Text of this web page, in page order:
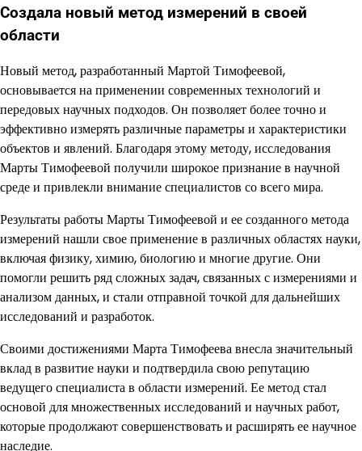
Создала новый метод измерений в своей
области
Новый метод, разработанный Мартой Тимофеевой,
основывается на применении современных технологий и
передовых научных подходов. Он позволяет более точно и
эффективно измерять различные параметры и характеристики
объектов и явлений. Благодаря этому методу, исследования
Марты Тимофеевой получили широкое признание в научной
среде и привлекли внимание специалистов со всего мира.
Результаты работы Марты Тимофеевой и ее созданного метода
измерений нашли свое применение в различных областях науки,
включая физику, химию, биологию и многие другие. Они
помогли решить ряд сложных задач, связанных с измерениями и
анализом данных, и стали отправной точкой для дальнейших
исследований и разработок.
Своими достижениями Марта Тимофеева внесла значительный
вклад в развитие науки и подтвердила свою репутацию
ведущего специалиста в области измерений. Ее метод стал
основой для множественных исследований и научных работ,
которые продолжают совершенствовать и расширять ее научное
наследие.